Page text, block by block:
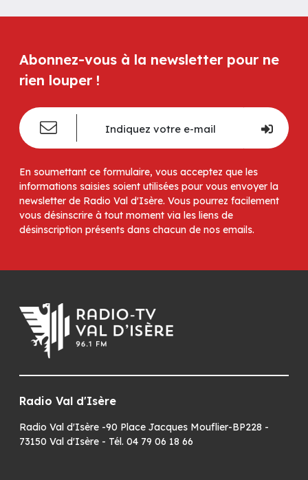
Abonnez-vous à la newsletter pour ne
rien louper !
En soumettant ce formulaire, vous acceptez que les
informations saisies soient utilisées pour vous envoyer la
newsletter de Radio Val d'Isère. Vous pourrez facilement
vous désinscrire à tout moment via les liens de
désinscription présents dans chacun de nos emails.
Radio Val d'Isère
Radio Val d'Isère -90 Place Jacques Mouflier-BP228 -
73150 Val d'Isère - Tél. 04 79 06 18 66